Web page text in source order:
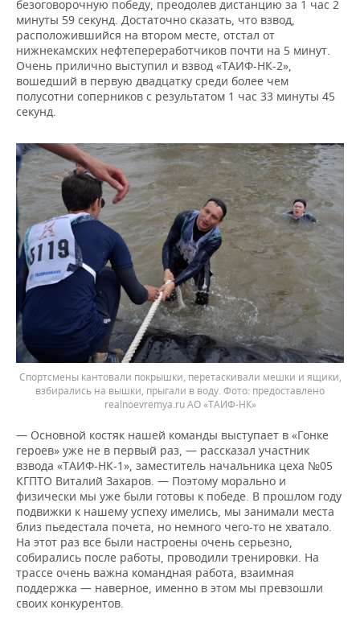
безоговорочную победу, преодолев дистанцию за 1 час 2
минуты 59 секунд. Достаточно сказать, что взвод,
расположившийся на втором месте, отстал от
нижнекамских нефтепереработчиков почти на 5 минут.
Очень прилично выступил и взвод «ТАИФ-НК-2»,
вошедший в первую двадцатку среди более чем
полусотни соперников с результатом 1 час 33 минуты 45
секунд.
Спортсмены кантовали покрышки, перетаскивали мешки и ящики,
взбирались на вышки, прыгали в воду. Фото: предоставлено
realnoevremya.ru АО «ТАИФ-НК»
— Основной костяк нашей команды выступает в «Гонке
героев» уже не в первый раз, — рассказал участник
взвода «ТАИФ-НК-1», заместитель начальника цеха №05
КГПТО Виталий Захаров. — Поэтому морально и
физически мы уже были готовы к победе. В прошлом году
подвижки к нашему успеху имелись, мы занимали места
близ пьедестала почета, но немного чего-то не хватало.
На этот раз все были настроены очень серьезно,
собирались после работы, проводили тренировки. На
трассе очень важна командная работа, взаимная
поддержка — наверное, именно в этом мы превзошли
своих конкурентов.